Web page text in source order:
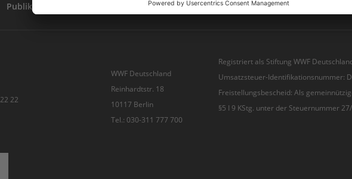
Publikationen WWF Jugend WWF Junior
22
WWF Deutschland
Reinhardtstr. 18
10117 Berlin
Tel.: 030-311 777 700
Registriert als Stiftung WWF
Umsatzsteuer-Identifikationsnummer:
Freistellungsbescheid: Als
§5 I 9 KStg. unter der Steuernummer